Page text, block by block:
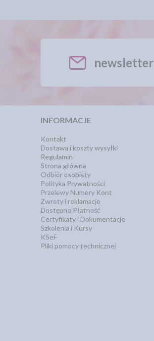
newsletter
INFORMACJE
Kontakt
Dostawa i koszty wysyłki
Regulamin
Strona główna
Odbiór osobisty
Polityka Prywatności
Przelewy Numery Kont
Zwroty i reklamacje
Dostępne Płatność
Certyfikaty i Dokumentacje
Szkolenia i Kursy
KSeF
Pliki pomocy technicznej